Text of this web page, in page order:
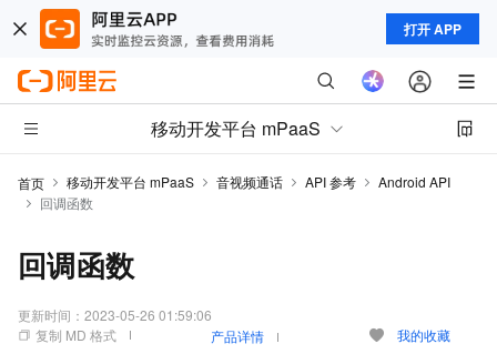
打开 APP
移动开发平台 mPaaS
首页 移动开发平台 mPaaS 音视频通话 API 参考
Android API
回调函数
回调函数
更新时间： 2023-05-26 01:59:06
复制 MD 格式
产品详情 我的收藏